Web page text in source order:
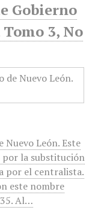
Gobierno
3, No
Nuevo León. Este
por la substitución
por el centralista.
este nombre
Al…